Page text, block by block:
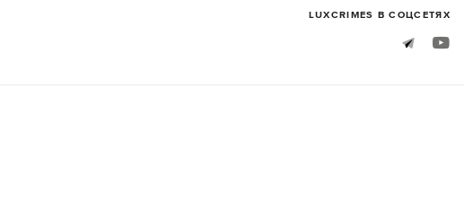
LUXСRIMES В СОЦСЕТЯХ